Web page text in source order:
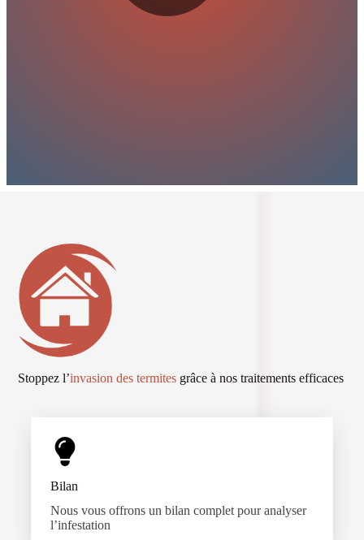
Stoppez l’invasion des termites grâce à nos traitements efficaces
Bilan
Nous vous offrons un bilan complet pour analyser
l’infestation